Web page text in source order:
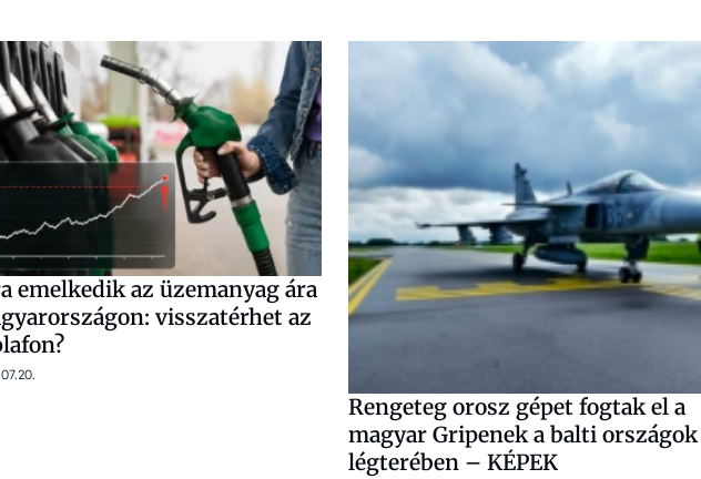
emelkedik az üzemanyag ára
visszatérhet az
Rengeteg orosz gépet fogtak el a
magyar Gripenek a balti országok
légterében – KÉPEK